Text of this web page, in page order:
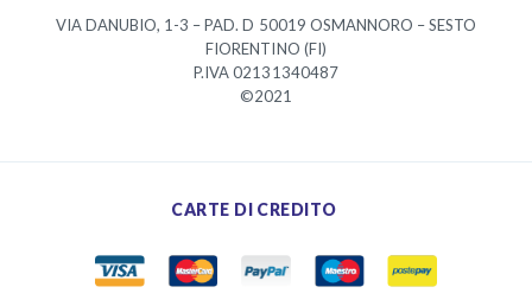
VIA DANUBIO, 1-3 – PAD. D 50019 OSMANNORO – SESTO
FIORENTINO (FI)
P.IVA 02131340487
©2021
CARTE DI CREDITO